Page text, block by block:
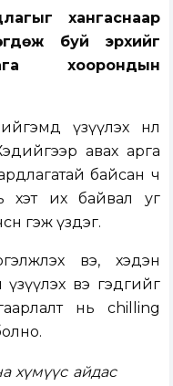
хангаснаар
буй эрхийг
хоорондын
үзүүлэх нөлөө
авах арга
байсан ч
хэт их байвал уг
гэж үздэг.
вэ, хэдэн
үзүүлэх вэ гэдгийг
нь chilling
хүмүүс айдас